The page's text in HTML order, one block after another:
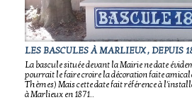
LES BASCULES À MARLIEUX , DEPUIS
La bascule située devant la Mairie ne date
pourrait le faire croire la décoration faite
Thèmes) Mais cette date fait référence à
à Marlieux en 1871..